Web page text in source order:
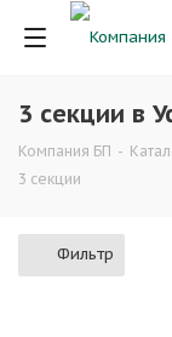
3 секции в
Компания БП -
3 секции
Фильтр